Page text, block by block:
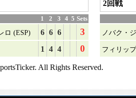
1 2 3 4 5 Sets
ロ (ESP) 6 6 6 3
1 4 4 0
2回戦
ノバク・
フィリッ
All Rights Reserved.